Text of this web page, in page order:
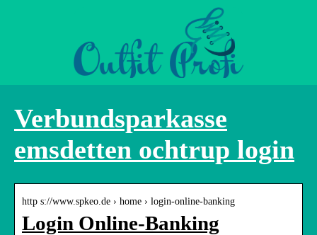
Verbundsparkasse
emsdetten ochtrup login
http s://www.spkeo.de › home › login-online-banking
Login Online-Banking